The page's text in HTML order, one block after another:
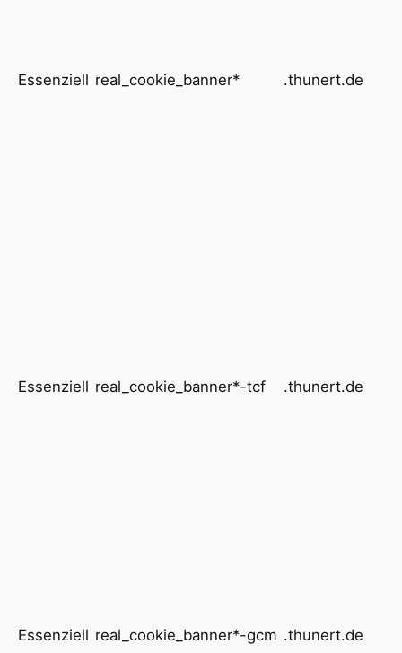
Essenziell real_cookie_banner* .thunert.de
Essenziell real_cookie_banner*-tcf .thunert.de
Essenziell real_cookie_banner*-gcm .thunert.de